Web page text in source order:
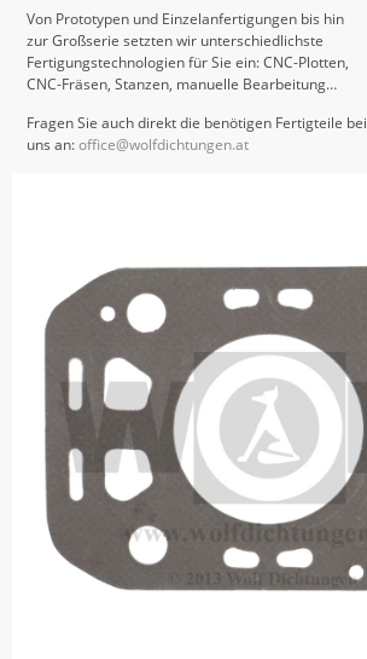
Von Prototypen und Einzelanfertigungen bis hin
zur Großserie setzten wir unterschiedlichste
Fertigungstechnologien für Sie ein: CNC-Plotten,
CNC-Fräsen, Stanzen, manuelle Bearbeitung…
Fragen Sie auch direkt die benötigen Fertigteile bei
uns an:office@wolfdichtungen.at